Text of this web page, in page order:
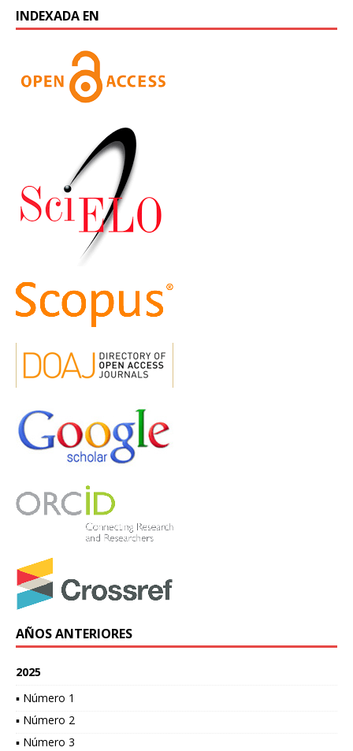
INDEXADA EN
AÑOS ANTERIORES
2025
▪ Número 1
▪ Número 2
▪ Número 3